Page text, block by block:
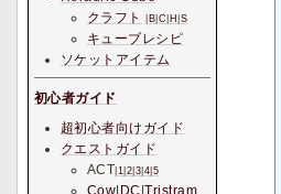
クラフト
B C H S
キューブレシピ
ソケットアイテム
初心者ガイド
超初心者向けガイド
クエストガイド
ACT 1 2 3 4 5
Cow DC |Tristram